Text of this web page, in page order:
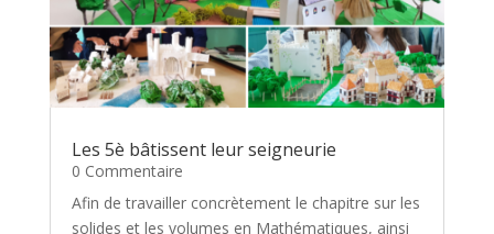
Les 5è bâtissent leur seigneurie
0 Commentaire
Afin de travailler concrètement le chapitre sur les
solides et les volumes en Mathématiques, ainsi